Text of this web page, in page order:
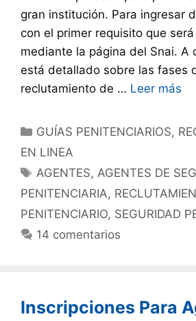
gran institución. Para ingresar
con el primer requisito que
mediante la página del Snai. A
está detallado sobre las fases
reclutamiento de … Leer más
GUÍAS PENITENCIARIOS,
EN LINEA
AGENTES, AGENTES DE
PENITENCIARIA,
PENITENCIARIO, SEGURIDAD
14 comentarios
Inscripciones Para